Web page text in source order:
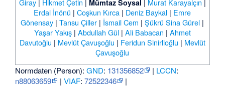
Giray| Hikmet Çetin | Mümtaz Soysal | Murat Karayalçın |
Erdal İnönü |Coşkun Kırca | Deniz Baykal | Emre
Gönensay |Tansu Çiller | İsmail Cem |Şükrü Sina Gürel |
Yaşar Yakış| Abdullah Gül| Ali Babacan | Ahmet
Davutoğlu | Mevlüt Çavuşoğlu | Feridun Sinirlioğlu | Mevlüt
Çavuşoğlu
Normdaten (Person):GND: 131356852 | LCCN:
n88063659
|VIAF:72522346 |